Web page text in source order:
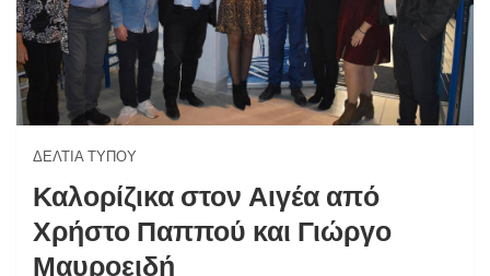
ΔΕΛΤΊΑ ΤΎΠΟΥ
Καλορίζικα στον Αιγέα από
Χρήστο Παππού και Γιώργο
Μαυροειδή